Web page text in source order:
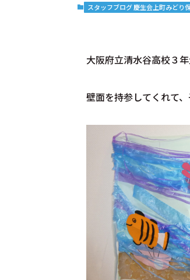
スタッフブログ 慶生会上町みどり
大阪府立清水谷高校３
壁面を持参してくれて